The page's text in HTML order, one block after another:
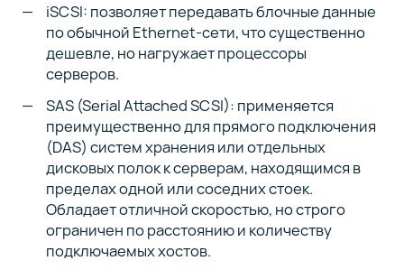
iSCSI: позволяет передавать блочные данные
по обычной Ethernet-сети, что существенно
дешевле, но нагружает процессоры
серверов.
SAS (Serial Attached SCSI): применяется
преимущественно для прямого подключения
(DAS) систем хранения или отдельных
дисковых полок к серверам, находящимся в
пределах одной или соседних стоек.
Обладает отличной скоростью, но строго
ограничен по расстоянию и количеству
подключаемых хостов.